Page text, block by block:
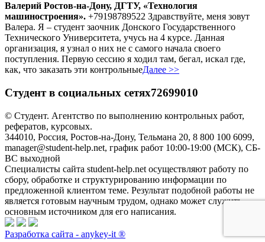
Валерий Ростов-на-Дону, ДГТУ, «Технология
машиностроения». +79198789522 Здравствуйте, меня зовут
Валера. Я – студент заочник Донского Государственного
Технического Университета, учусь на 4 курсе. Данная
организация, я узнал о них не с самого начала своего
поступления. Первую сессию я ходил там, бегал, искал где,
как, что заказать эти контрольныеДалее >>
Студент в социальных сетях72699010
© Студент. Агентство по выполнению контрольных работ,
рефератов, курсовых.
344010, Россия, Ростов-на-Дону, Тельмана 20, 8 800 100 6099,
manager@student-help.net, график работ 10:00-19:00 (МСК), СБ-
ВС выходной
Специалисты сайта student-help.net осуществляют работу по
сбору, обработке и структурированию информации по
предложенной клиентом теме. Результат подобной работы не
является готовым научным трудом, однако может служить
основным источником для его написания.
Разработка сайта - anykey-it ®